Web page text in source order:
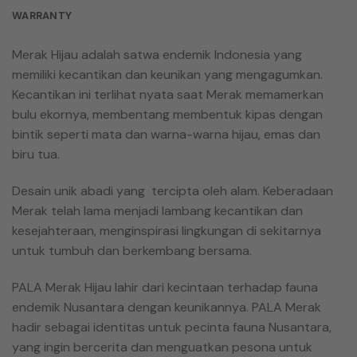
WARRANTY
Merak Hijau adalah satwa endemik Indonesia yang
memiliki kecantikan dan keunikan yang mengagumkan.
Kecantikan ini terlihat nyata saat Merak memamerkan
bulu ekornya, membentang membentuk kipas dengan
bintik seperti mata dan warna-warna hijau, emas dan
biru tua.
Desain unik abadi yang tercipta oleh alam. Keberadaan
Merak telah lama menjadi lambang kecantikan dan
kesejahteraan, menginspirasi lingkungan di sekitarnya
untuk tumbuh dan berkembang bersama.
PALA Merak Hijau lahir dari kecintaan terhadap fauna
endemik Nusantara dengan keunikannya. PALA Merak
hadir sebagai identitas untuk pecinta fauna Nusantara,
yang ingin bercerita dan menguatkan pesona untuk